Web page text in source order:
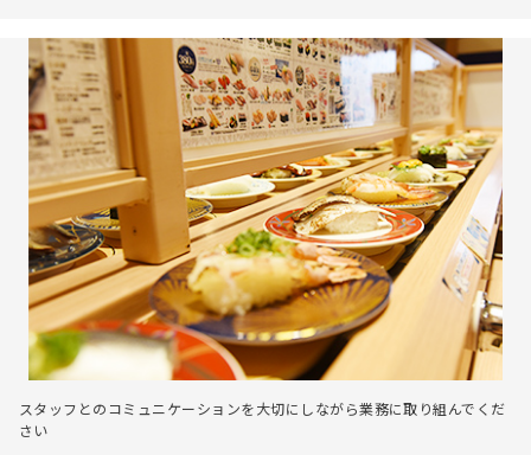
スタッフとのコミュニケーションを大切にしながら業務に取り組んでくだ
さい